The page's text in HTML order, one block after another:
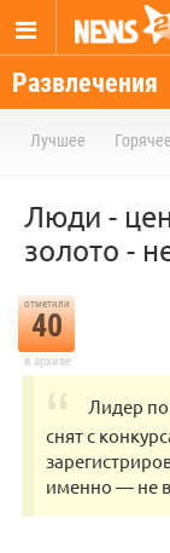
Развлечения
Лучшее Горячее
Люди -
золото -
отметили
40
в архиве
Лидер
снят с
именно — не